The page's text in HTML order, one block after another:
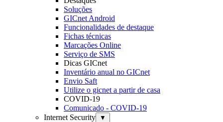
Soluções
GICnet Android
Funcionalidades de destaque
Fichas técnicas
Marcações Online
Serviço de SMS
Dicas GICnet
Inventário anual no GICnet
Envio Saft
Utilize o gicnet a partir de casa
COVID-19
Comunicado - COVID-19
Internet Security
▼